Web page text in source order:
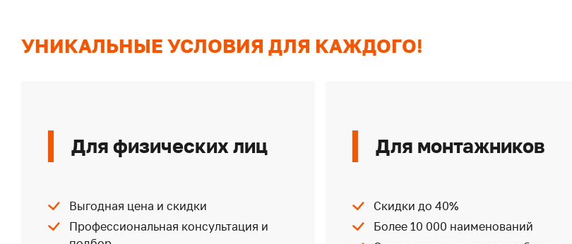
УНИКАЛЬНЫЕ УСЛОВИЯ ДЛЯ КАЖДОГО!
Для физических лиц
Выгодная цена и скидки
Профессиональная консультация и
Для монтажников
Скидки до 40%
Более 10 000 наименований